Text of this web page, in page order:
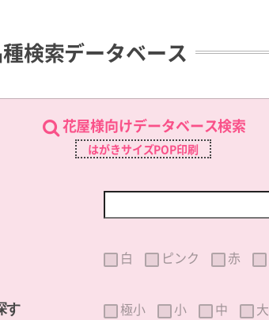
検索データベース
花屋様向けデータベース検索
はがきサイズPOP印刷
白 ピンク 赤
す 極小 小 中 大